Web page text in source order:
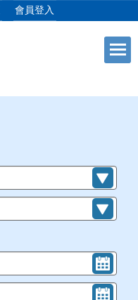
會員登入
+
+
+